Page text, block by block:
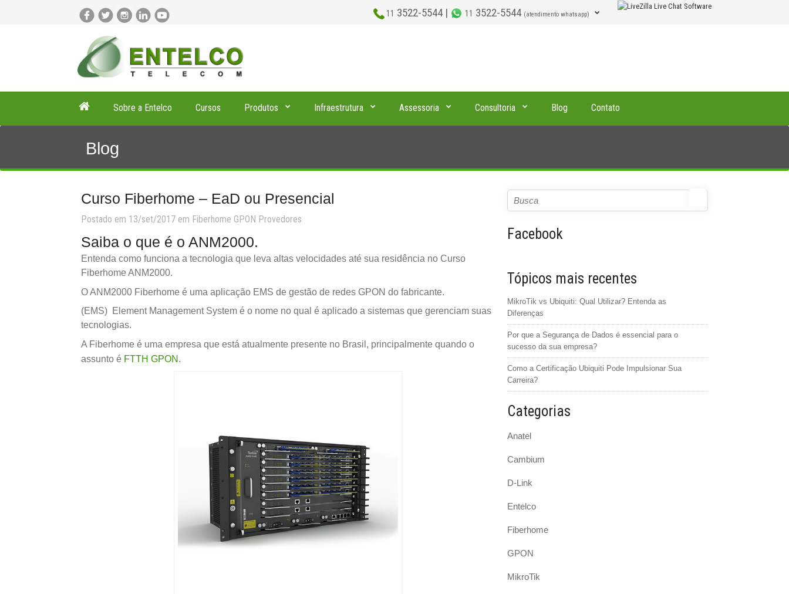
11 3522-5544 | 11 3522-5544 (atendimento whatsapp)
Sobre a Entelco Cursos Produtos Infraestrutura Assessoria Consultoria Blog Contato
Blog
Curso Fiberhome – EaD ou Presencial
Postado em 13/set/2017 em Fiberhome GPON Provedores
Saiba o que é o ANM2000.
Entenda como funciona a tecnologia que leva altas velocidades até sua residência no Curso
Fiberhome ANM2000.
O ANM2000 Fiberhome é uma aplicação EMS de gestão de redes GPON do fabricante.
(EMS) Element Management System é o nome no qual é aplicado a sistemas que gerenciam suas
tecnologias.
A Fiberhome é uma empresa que está atualmente presente no Brasil, principalmente quando o
assunto é FTTH GPON .
Facebook
Tópicos mais recentes
MikroTik vs Ubiquiti: Qual Utilizar? Entenda as
Diferenças
Por que a Segurança de Dados é essencial para o
sucesso da sua empresa?
Como a Certificação Ubiquiti Pode Impulsionar Sua
Carreira?
Categorias
Anatel
Cambium
D-Link
Entelco
Fiberhome
GPON
MikroTik